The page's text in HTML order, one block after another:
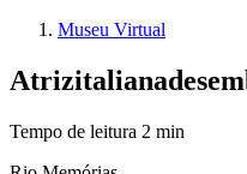
Museu Virtual
Atrizitaliana
Tempo de leitura 2 min